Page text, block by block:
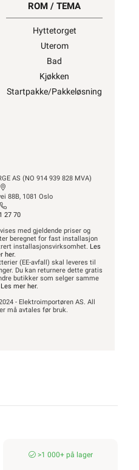
ROM / TEMA
Hyttetorget
Uterom
Bad
Kjøkken
Startpakke/Pakkeløsning
AS (NO 914 939 828 MVA)
88B, 1081 Oslo
27 70
med gjeldende priser og
beregnet for fast installasjon
installasjonsvirksomhet. Les
her.
(EE-avfall) skal leveres til
Du kan returnere dette gratis
butikker som selger samme
Les mer her.
- Elektroimportøren AS. All
må avtales før bruk.
>1 000+ på lager